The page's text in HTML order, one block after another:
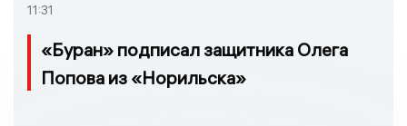
11:31
«Буран» подписал защитника Олега
Попова из «Норильска»